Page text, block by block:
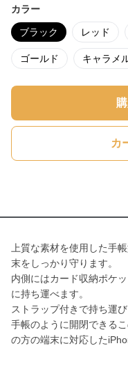
カラー
ブラック レッド
ゴールド キャラメ
カ
上質な素材を使用した手
末をしっかり守ります。
内側にはカード収納ポケ
に持ち運べます。
ストラップ付きで持ち運
手帳のように開閉できる
の方の端末に対応した